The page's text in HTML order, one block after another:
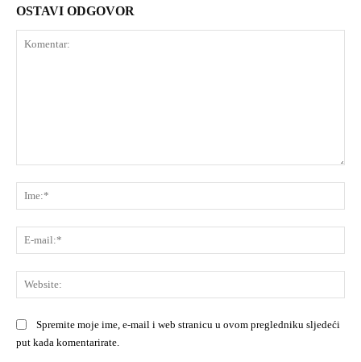
OSTAVI ODGOVOR
Spremite moje ime, e-mail i web stranicu u ovom pregledniku sljedeći
put kada komentarirate.